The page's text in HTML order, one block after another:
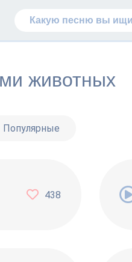
животных
Популярные
438